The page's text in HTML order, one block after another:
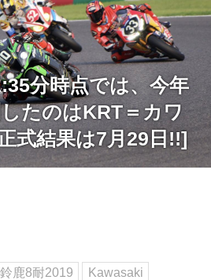
分時点では、今年
たのはKRT＝カワ
式結果は7月29日!!]
鈴鹿8耐2019
Kawasaki